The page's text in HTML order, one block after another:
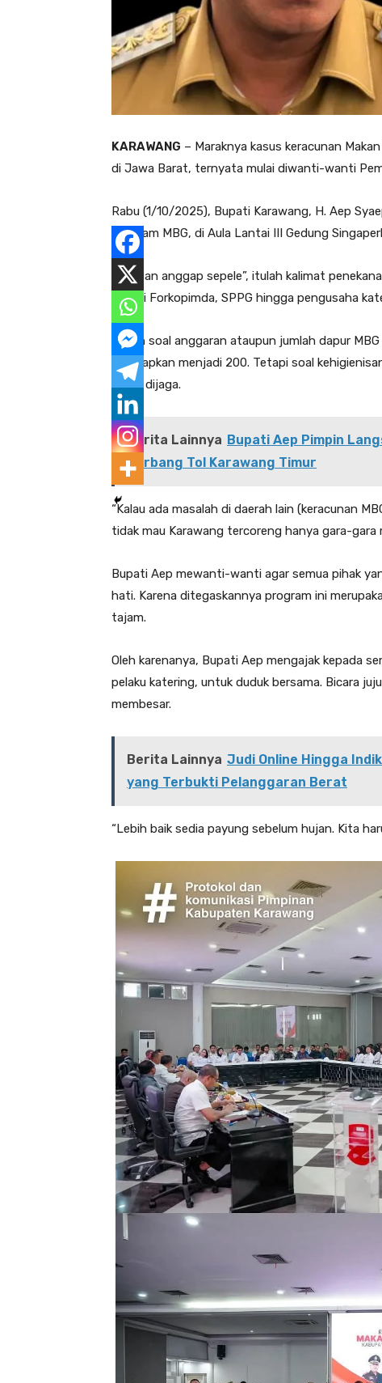
KARAWANG – Maraknya kasus keracunan
di Jawa Barat, ternyata mulai diwanti-wanti
Rabu (1/10/2025), Bupati Karawang, H. Aep
Program MBG, di Aula Lantai III Gedung
“Jangan anggap sepele”, itulah kalimat
diiikuti Forkopimda, SPPG hingga pengusaha
Bukan soal anggaran ataupun jumlah dapur
digenapkan menjadi 200. Tetapi soal
harus dijaga.
Berita Lainnya Bupati Aep Pimpin
Gerbang Tol Karawang Timur
“Kalau ada masalah di daerah lain (keracunan
tidak mau Karawang tercoreng hanya gara-gara
Bupati Aep mewanti-wanti agar semua pihak
hati. Karena ditegaskannya program ini
tajam.
Oleh karenanya, Bupati Aep mengajak kepada
pelaku katering, untuk duduk bersama. Bicara
membesar.
Berita Lainnya Judi Online Hingga
yang Terbukti Pelanggaran Berat
“Lebih baik sedia payung sebelum hujan. Kita